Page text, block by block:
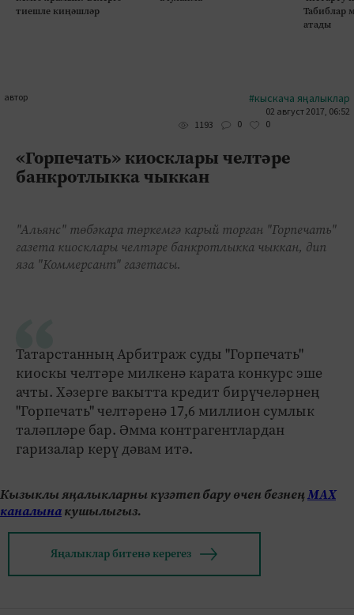
тиешле киңәшләр
Табиблар
атады
автор #кыскача яңалыклар
02 август 2017, 06:52
1193
0 0
«Горпечать» киосклары челтәре
банкротлыкка чыккан
"Альянс" төбәкара төркемгә карый торган "Горпечать"
газета киосклары челтәре банкротлыкка чыккан, дип
яза "Коммерсант" газетасы.
Татарстанның Арбитраж суды "Горпечать"
киоскы челтәре милкенә карата конкурс эше
ачты. Хәзерге вакытта кредит бирүчеләрнең
"Горпечать" челтәренә 17,6 миллион сумлык
таләпләре бар. Әмма контрагентлардан
гаризалар керү дәвам итә.
Кызыклы яңалыкларны күзәтеп бару өчен безнеңМАХ
каналынакушылыгыз.
Яңалыклар битенә керегез